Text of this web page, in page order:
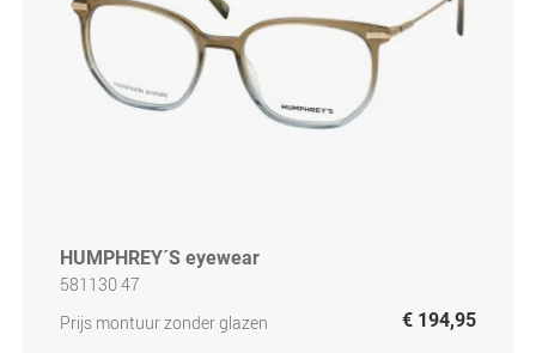
HUMPHREY´S eyewear
581130 47
Prijs montuur zonder glazen
€ 194,95